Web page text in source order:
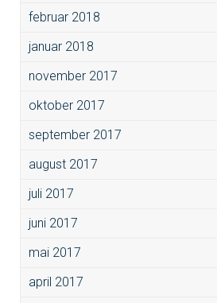
februar 2018
januar 2018
november 2017
oktober 2017
september 2017
august 2017
juli 2017
juni 2017
mai 2017
april 2017